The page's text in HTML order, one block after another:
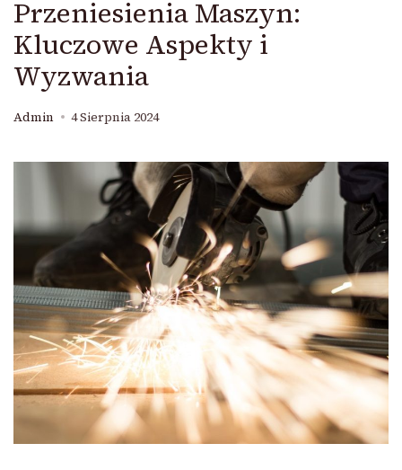
Przeniesienia Maszyn:
Kluczowe Aspekty i
Wyzwania
Admin 4 Sierpnia 2024